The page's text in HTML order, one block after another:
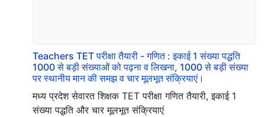
Teachers TET परीक्षा तैयारी - गणित : इकाई 1 संख्या पद्धति
1000 से बड़ी संख्याओं को पढ़ना व लिखना, 1000 से बड़ी संख्या
पर स्थानीय मान की समझ व चार मूलभूत संक्रियाएं।
मध्य प्रदेश सेवारत शिक्षक TET परीक्षा गणित तैयारी, इकाई 1
संख्या पद्धति और चार मूलभूत संक्रियाएं